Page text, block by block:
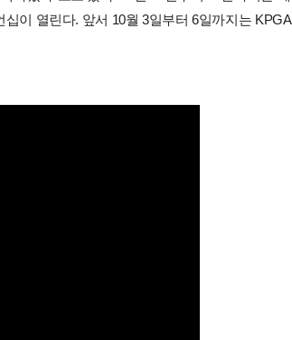
이 열린다. 앞서 10월 3일부터 6일까지는 KPGA